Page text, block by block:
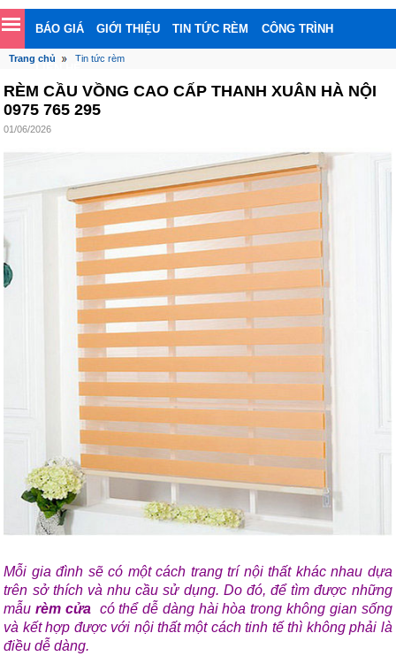
BÁO GIÁ GIỚI THIỆU TIN TỨC RÈM CÔNG TRÌNH
Trang chủ Tin tức rèm
RÈM CẦU VỒNG CAO CẤP THANH XUÂN HÀ NỘI
0975 765 295
01/06/2026
Mỗi gia đình sẽ có một cách trang trí nội thất khác nhau dựa
trên sở thích và nhu cầu sử dụng. Do đó, để tìm được những
mẫu rèm cửa có thể dễ dàng hài hòa trong không gian sống
và kết hợp được với nội thất một cách tinh tế thì không phải là
điều dễ dàng.